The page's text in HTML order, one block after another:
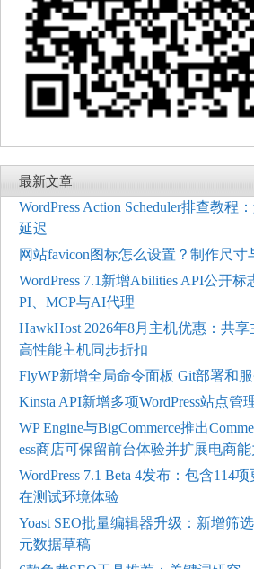
最新文章
WordPress Action Scheduler排查教程
延迟
网站favicon图标怎么设置？制作尺
WordPress 7.1新增Abilities API公开
PI、MCP与AI代理
HawkHost 2026年8月主机优惠：共享
高性能主机同步折扣
FlyWP新增全局命令面板 Git部署和
Kinsta API新增多项WordPress站点管
WP Engine与BigCommerce推出
ess商店可保留前台体验并扩展电商能
WordPress 7.1 Beta 4发布：包含114
在测试环境体验
Yoast SEO批量编辑器升级：新增筛
元数据草稿